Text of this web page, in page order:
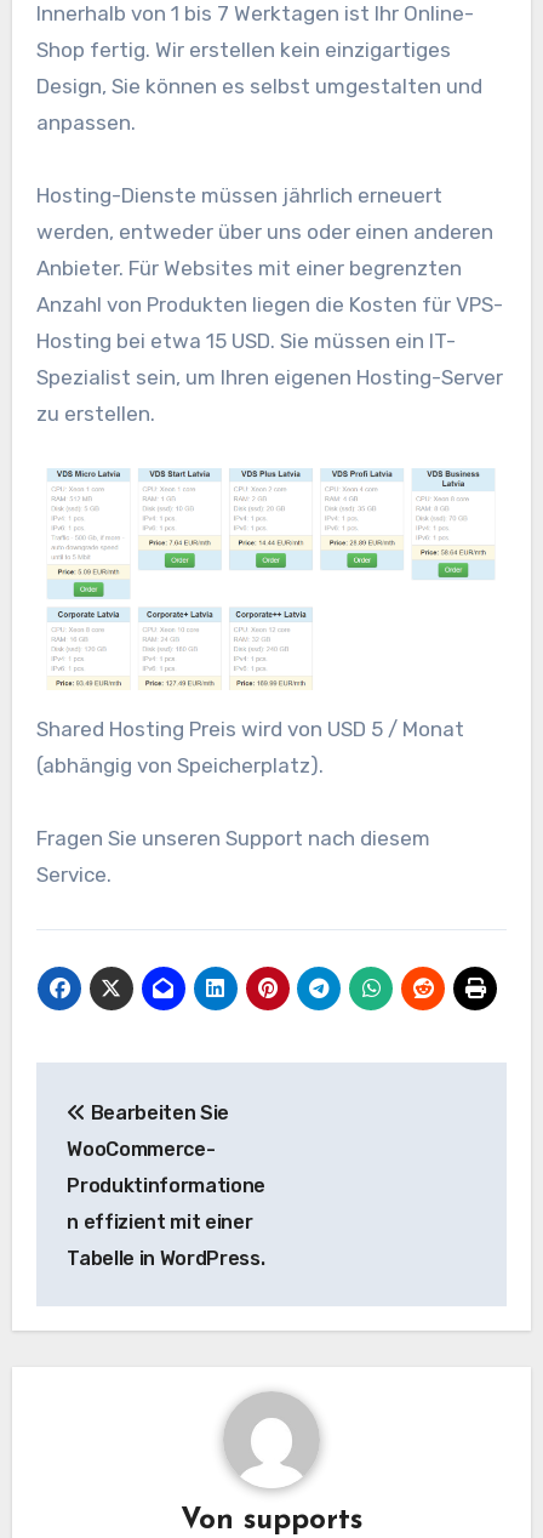
Innerhalb von 1 bis 7 Werktagen ist Ihr Online-
Shop fertig. Wir erstellen kein einzigartiges
Design, Sie können es selbst umgestalten und
anpassen.
Hosting-Dienste müssen jährlich erneuert
werden, entweder über uns oder einen anderen
Anbieter. Für Websites mit einer begrenzten
Anzahl von Produkten liegen die Kosten für VPS-
Hosting bei etwa 15 USD. Sie müssen ein IT-
Spezialist sein, um Ihren eigenen Hosting-Server
zu erstellen.
Shared Hosting Preis wird von USD 5 / Monat
(abhängig von Speicherplatz).
Fragen Sie unseren Support nach diesem
Service.
Bearbeiten Sie
WooCommerce-
Produktinformatione
n effizient mit einer
Tabelle in WordPress.
Von supports